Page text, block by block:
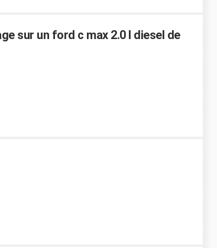
sur un ford c max 2.0 l diesel de